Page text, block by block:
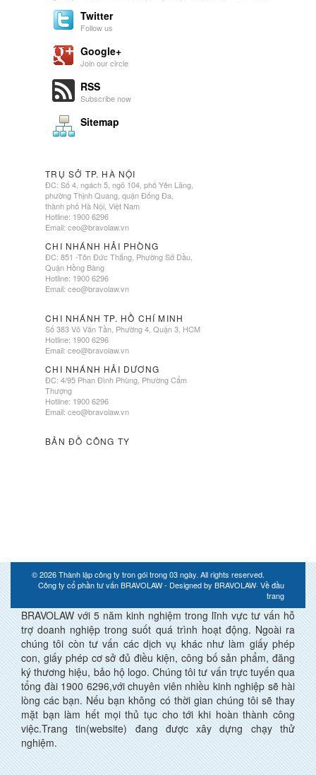
Twitter
Follow us
Google+
Join our circle
RSS
Subscribe now
Sitemap
TRỤ SỞ TP. HÀ NỘI
ĐC: Số 4, ngách 5, ngõ 104, phố Yên Lãng,
phường Thịnh Quang, quận Đống Đa,
thành phố Hà Nội, Việt Nam
Hotline: 1900 6296
Email:ceo@bravolaw.vn
CHI NHÁNH HẢI PHÒNG
ĐC: 851 -Tôn Đức Thắng, Phường Sở Dầu,
Quận Hồng Bàng
Hotline: 1900 6296
Email:ceo@bravolaw.vn
CHI NHÁNH TP. HỒ CHÍ MINH
Số 383 Võ Văn Tần, Phường 4, Quận 3, HCM
Hotline: 1900 6296
Email:ceo@bravolaw.vn
CHI NHÁNH HẢI DƯƠNG
ĐC: 4/95 Phan Đình Phùng, Phường Cẩm
Thượng
Hotline: 1900 6296
Email:ceo@bravolaw.vn
BẢN ĐỒ CÔNG TY
© 2026Thành lập công ty tron gói trong 03 ngày. All rights reserved.
Công ty cổ phần tư vấn BRAVOLAW - Designed by BRAVOLAW· Về đầu
trang
BRAVOLAW với 5 năm kinh nghiệm trong lĩnh vực tư vấn hỗ
trợ doanh nghiệp trong suốt quá trình hoạt động. Ngoài ra
chúng tôi còn tư vấn các dịch vụ khác như làm giấy phép
con, giấy phép cơ sở đủ điều kiện, công bố sản phẩm, đăng
ký thương hiệu, bảo hộ logo. Chúng tôi tư vấn trực tuyến qua
tổng đài 1900 6296,với chuyên viên nhiều kinh nghiệp sẽ hài
lòng các bạn. Nếu bạn không có thời gian chúng tôi sẽ thay
mặt bạn làm hết mọi thủ tục cho tới khi hoàn thành công
việc.Trang tin(website) đang được xây dựng chạy thử
nghiệm.